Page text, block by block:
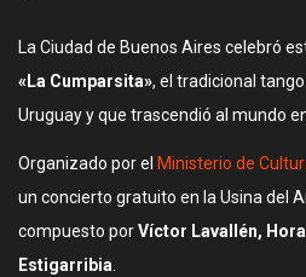
La Ciudad de Buenos Aires celebró
«La Cumparsita», el tradicional
Uruguay y que trascendió al mundo
Organizado por el Ministerio de
un concierto gratuito en la Usina del
compuesto porVíctor Lavallén,
Estigarribia